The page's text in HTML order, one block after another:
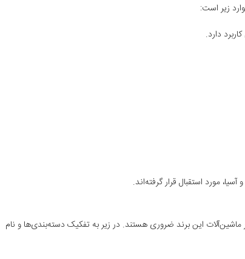
زیر است:
دارد.
مورد استقبال قرار گرفته‌اند.
این برند ضروری هستند. در زیر به تفکیک دسته‌بندی‌ها و نام